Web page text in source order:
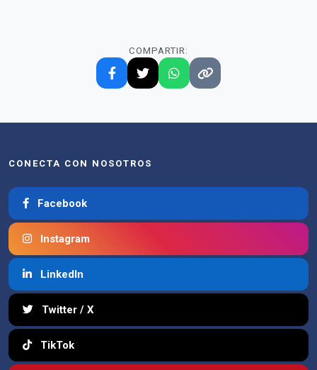
COMPARTIR:
CONECTA CON NOSOTROS
Facebook
Instagram
LinkedIn
Twitter / X
TikTok